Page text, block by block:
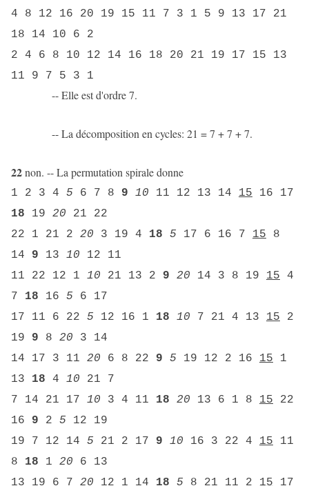
4 8 12 16 20 19 15 11 7 3 1 5 9 13 17 21
18 14 10 6 2
2 4 6 8 10 12 14 16 18 20 21 19 17 15 13
11 9 7 5 3 1
-- Elle est d'ordre 7.
-- La décomposition en cycles: 21 = 7 + 7 + 7.
22non. -- La permutation spirale donne
1 2 3 4 5 6 7 8 9 10 11 12 13 14 15 16 17
18 19 20 21 22
22 1 21 2 20 3 19 4 18 5 17 6 16 7 15 8
14 9 13 10 12 11
11 22 12 1 10 21 13 2 9 20 14 3 8 19 15 4
7 18 16 5 6 17
17 11 6 22 5 12 16 1 18 10 7 21 4 13 15 2
19 9 8 20 3 14
14 17 3 11 20 6 8 22 9 5 19 12 2 16 15 1
13 18 4 10 21 7
7 14 21 17 10 3 4 11 18 20 13 6 1 8 15 22
16 9 2 5 12 19
19 7 12 14 5 21 2 17 9 10 16 3 22 4 15 11
8 18 1 20 6 13
13 19 6 7 20 12 1 14 18 5 8 21 11 2 15 17